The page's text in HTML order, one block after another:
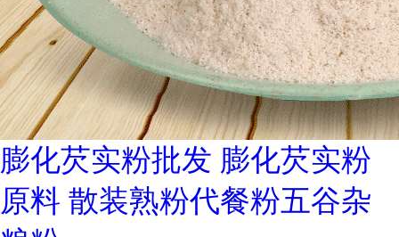
膨化芡实粉批发 膨化芡实粉
原料 散装熟粉代餐粉五谷杂